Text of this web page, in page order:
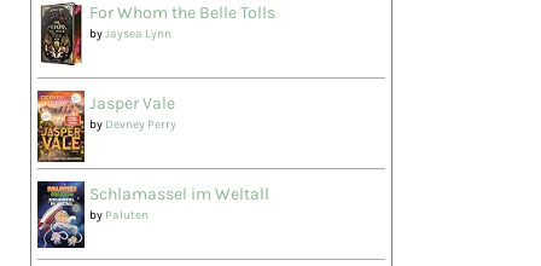
For Whom the Belle Tolls
byJaysea Lynn
Jasper Vale
by Devney Perry
Schlamassel im Weltall
by Paluten